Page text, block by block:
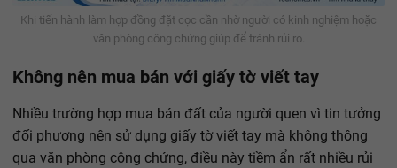
Khi tiến hành làm hợp đồng đặt cọc cần nhờ người có kinh nghiệm hoặc
văn phòng công chứng giúp để tránh rủi ro.
Không nên mua bán với giấy tờ viết tay
Nhiều trường hợp mua bán đất của người quen vì tin tưởng
đối phương nên sử dụng giấy tờ viết tay mà không thông
qua văn phòng công chứng, điều này tiềm ẩn rất nhiều rủi